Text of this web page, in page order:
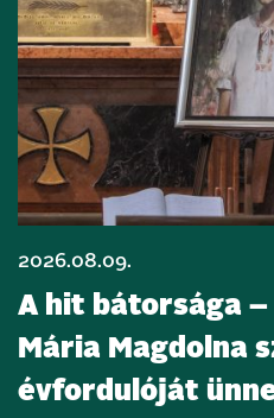
2026.08.09.
A hit bátorsága –
Mária Magdolna
évfordulóját